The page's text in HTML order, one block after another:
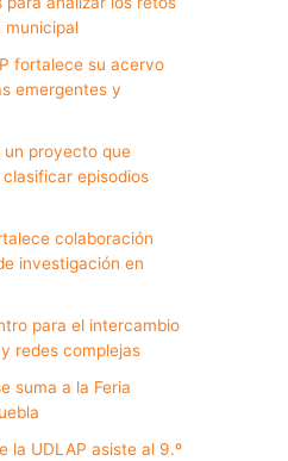
municipal
fortalece su acervo
emergentes y
un proyecto que
episodios
colaboración
investigación en
para el intercambio
redes complejas
suma a la Feria
la UDLAP asiste al 9.º